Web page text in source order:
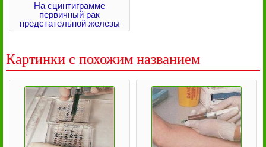
На сцинтиграмме
первичный рак
предстательной железы
Картинки с похожим названием